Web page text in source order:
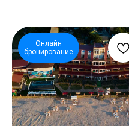
Онлайн
бронирование